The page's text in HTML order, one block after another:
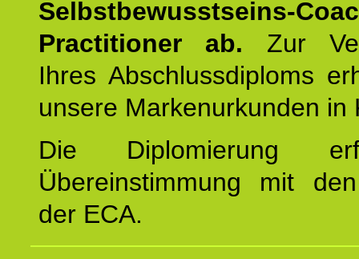
Selbstbewusstseins-
Practitioner ab. Zur
Ihres Abschlussdiploms
unsere Markenurkunden in
Die Diplomierung
Übereinstimmung mit
der ECA.